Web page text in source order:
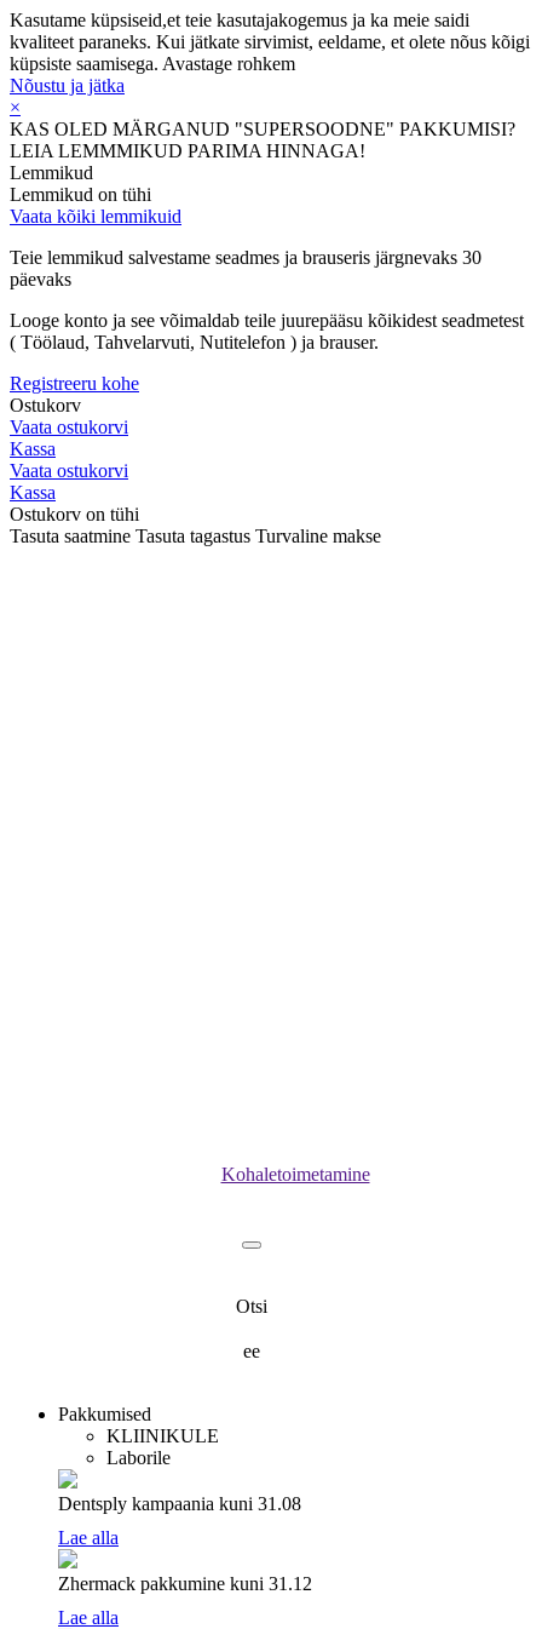
Kasutame küpsiseid,et teie kasutajakogemus ja ka meie saidi
kvaliteet paraneks. Kui jätkate sirvimist, eeldame, et olete nõus kõigi
küpsiste saamisega. Avastage rohkem
Nõustu ja jätka
×
KAS OLED MÄRGANUD "SUPERSOODNE" PAKKUMISI?
LEIA LEMMMIKUD PARIMA HINNAGA!
Lemmikud
Lemmikud on tühi
Vaata kõiki lemmikuid
Teie lemmikud salvestame seadmes ja brauseris järgnevaks 30
päevaks
Looge konto ja see võimaldab teile juurepääsu kõikidest seadmetest
( Töölaud, Tahvelarvuti, Nutitelefon ) ja brauser.
Registreeru kohe
Ostukorv
Vaata ostukorvi
Kassa
Vaata ostukorvi
Kassa
Ostukorv on tühi
Tasuta saatmine Tasuta tagastus Turvaline makse
Kohaletoimetamine
Otsi
ee
Pakkumised
KLIINIKULE
Laborile
Dentsply kampaania kuni 31.08
Lae alla
Zhermack pakkumine kuni 31.12
Lae alla